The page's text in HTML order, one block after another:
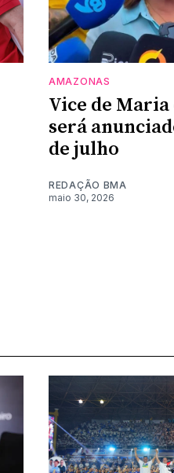
AMAZONAS
Vice de Maria
será
de julho
REDAÇÃO BMA
maio 30, 2026